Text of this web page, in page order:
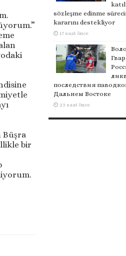
Büşra
bir
sözleşme edinme
kararını destekliyor
17 saat önce
последствия
Дальнем Востоке
23 saat önce